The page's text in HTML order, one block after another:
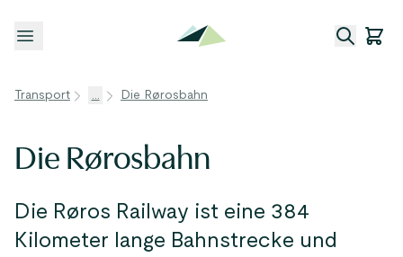
Menü öffnen
Transport ... Die Rørosbahn
Die Rørosbahn
Die Røros Railway ist eine 384
Kilometer lange Bahnstrecke und